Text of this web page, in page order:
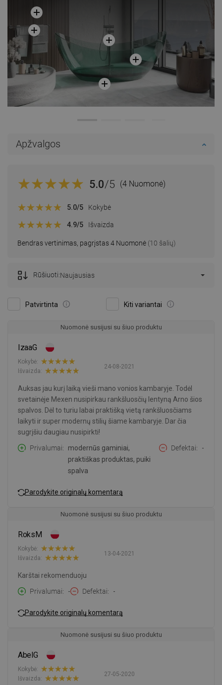
Apžvalgos
5.0/5 (4 Nuomonė)
Bendras vertinimas, pagrįstas 4 Nuomonė (10 šalių)
5.0/5 Kokybė
4.9/5 Išvaizda
Patvirtinta Kiti variantai
Rūšiuoti:Naujausias
Nuomonė susijusi su šiuo produktu
IzaaG
24-08-2021
Kokybė:
Išvaizda:
Auksas jau kurį laiką vieši mano vonios kambaryje. Todėl
svetainėje Mexen nusipirkau rankšluosčių lentyną Arno šios
spalvos. Dėl to turiu labai praktišką vietą rankšluosčiams
laikyti ir super modernų stilių šiame kambaryje. Dar čia
sugrįšiu daugiau nusipirkti!
Privalumai
modernūs gaminiai,
praktiškas produktas, puiki
spalva
Defektai -
Parodykite originalų komentarą
Nuomonė susijusi su šiuo produktu
RoksM
13-04-2021
Kokybė:
Išvaizda:
Karštai rekomenduoju
Privalumai
- Defektai -
Parodykite originalų komentarą
Nuomonė susijusi su šiuo produktu
AbelG
27-05-2020
Kokybė:
Išvaizda: